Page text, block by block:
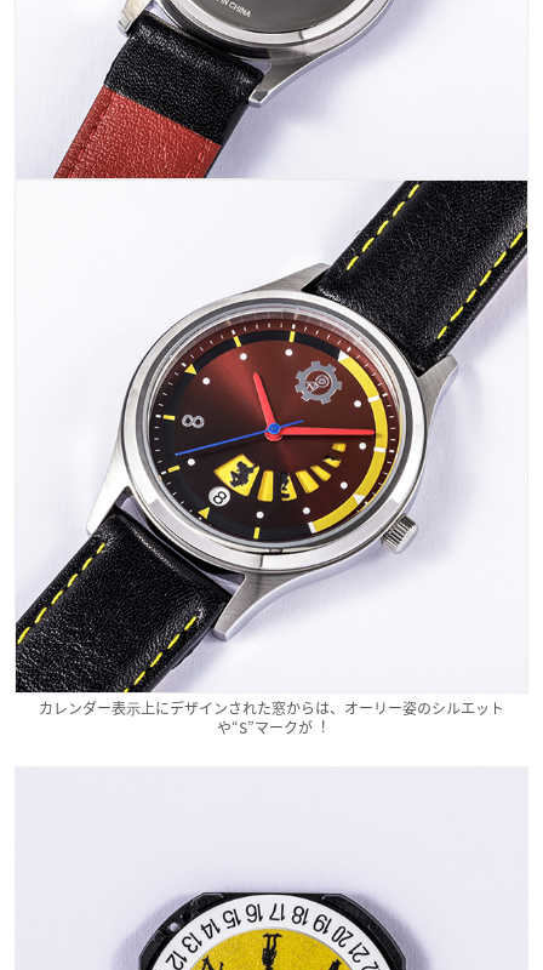
カレンダー表⽰上にデザインされた窓からは、オーリー姿のシルエット
や“S”マークが︕